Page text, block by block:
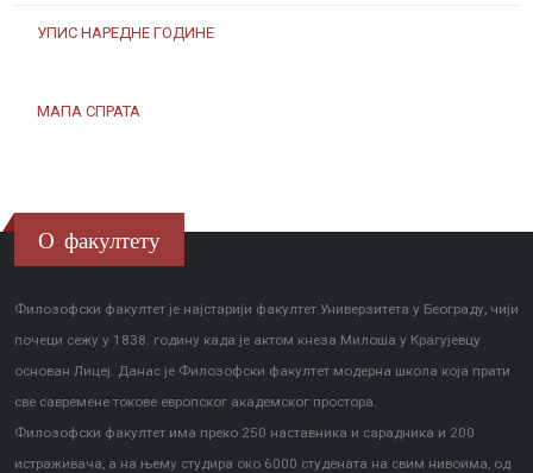
УПИС НАРЕДНЕ ГОДИНЕ
МАПА СПРАТА
О факултету
Филозофски факултет је најстарији факултет Универзитета у Београду, чији
почеци сежу у 1838. годину када је актом кнеза Милоша у Крагујевцу
основан Лицеј. Данас је Филозофски факултет модерна школа која прати
све савремене токове европског академског простора.
Филозофски факултет има преко 250 наставника и сарадника и 200
истраживача, а на њему студира око 6000 студената на свим нивоима, од